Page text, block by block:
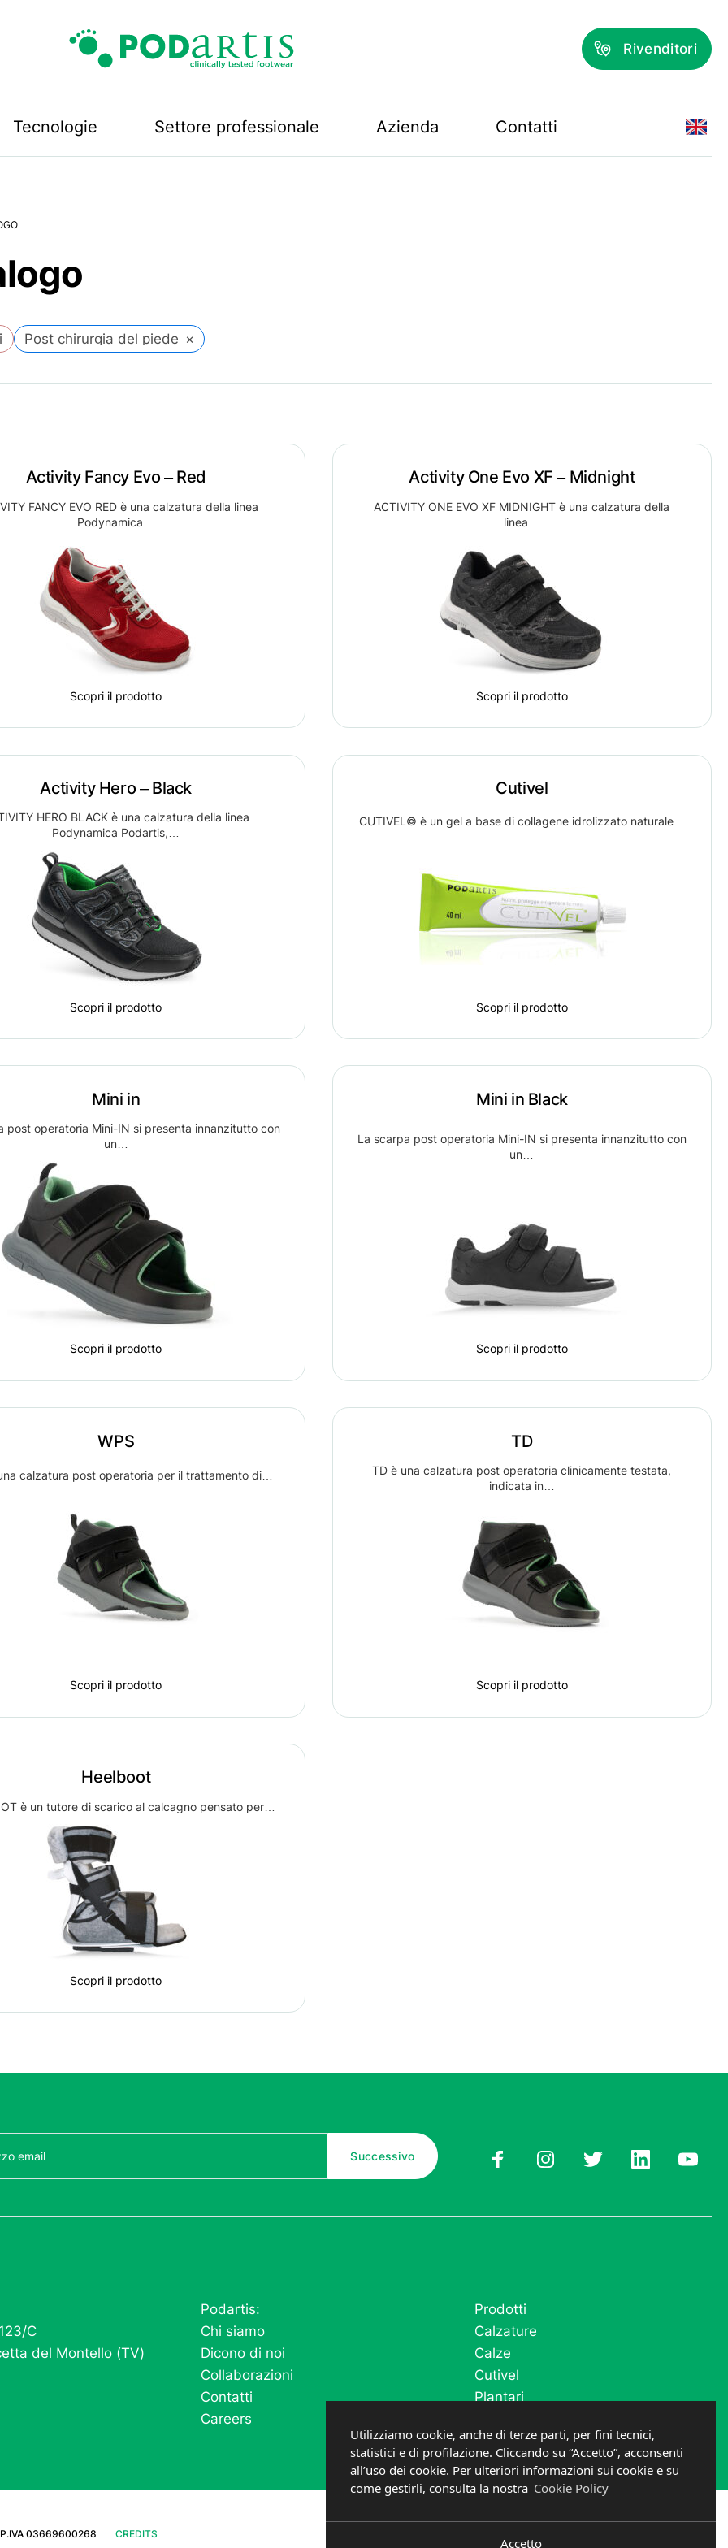
Rivenditori
Tecnologie Settore professionale Azienda Contatti
Post chirurgia del piede ×
Activity Fancy Evo – Red
FANCY EVO RED è una calzatura della linea
Podynamica…
Scopri il prodotto
Activity One Evo XF – Midnight
ACTIVITY ONE EVO XF MIDNIGHT è una calzatura della
linea…
Scopri il prodotto
Activity Hero – Black
HERO BLACK è una calzatura della linea
Podynamica Podartis,…
Scopri il prodotto
Cutivel
CUTIVEL© è un gel a base di collagene idrolizzato naturale…
Scopri il prodotto
Mini in
post operatoria Mini-IN si presenta innanzitutto con
un…
Scopri il prodotto
Mini in Black
La scarpa post operatoria Mini-IN si presenta innanzitutto con
un…
Scopri il prodotto
WPS
calzatura post operatoria per il trattamento di…
Scopri il prodotto
TD
TD è una calzatura post operatoria clinicamente testata,
indicata in…
Scopri il prodotto
Heelboot
è un tutore di scarico al calcagno pensato per…
Scopri il prodotto
C
del Montello (TV)
Podartis:
Chi siamo
Dicono di noi
Collaborazioni
Contatti
Careers
Prodotti
Calzature
Calze
Cutivel
Plantari
P.IVA 03669600268 CREDITS
Utilizziamo cookie, anche di terze parti, per fini tecnici,
statistici e di profilazione. Cliccando su “Accetto”, acconsenti
all’uso dei cookie. Per ulteriori informazioni sui cookie e su
come gestirli, consulta la nostra Cookie Policy
Accetto